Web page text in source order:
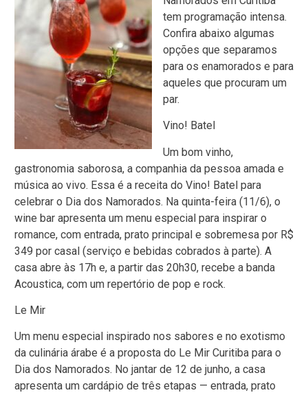
tem programação intensa.
Confira abaixo algumas
opções que separamos
para os enamorados e para
aqueles que procuram um
par.
Vino! Batel
Um bom vinho,
gastronomia saborosa, a companhia da pessoa amada e
música ao vivo. Essa é a receita do Vino! Batel para
celebrar o Dia dos Namorados. Na quinta-feira (11/6), o
wine bar apresenta um menu especial para inspirar o
romance, com entrada, prato principal e sobremesa por R$
349 por casal (serviço e bebidas cobrados à parte). A
casa abre às 17h e, a partir das 20h30, recebe a banda
Acoustica, com um repertório de pop e rock.
Le Mir
Um menu especial inspirado nos sabores e no exotismo
da culinária árabe é a proposta do Le Mir Curitiba para o
Dia dos Namorados. No jantar de 12 de junho, a casa
apresenta um cardápio de três etapas — entrada, prato